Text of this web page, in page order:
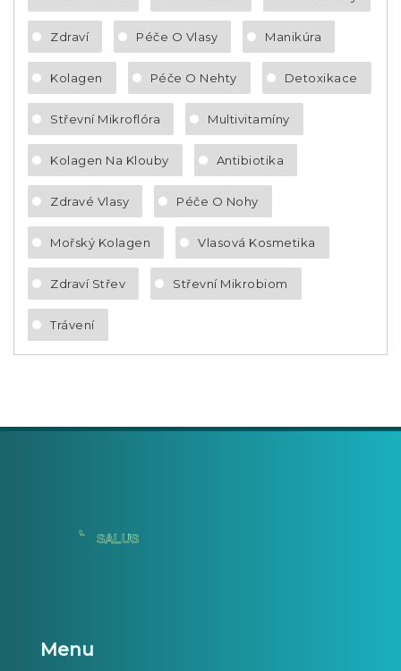
Zdraví Péče O Vlasy Manikúra
Kolagen Péče O Nehty Detoxikace
Střevní Mikroflóra Multivitamíny
Kolagen Na Klouby Antibiotika
Zdravé Vlasy Péče O Nohy
Mořský Kolagen Vlasová Kosmetika
Zdraví Střev Střevní Mikrobiom
Trávení
Menu